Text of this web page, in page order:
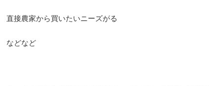
直接農家から買いたいニーズがる
などなど